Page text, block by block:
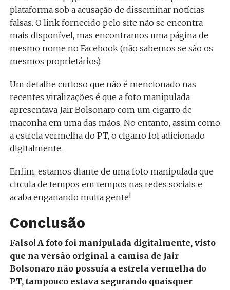
plataforma sob a acusação de disseminar notícias
falsas. O link fornecido pelo site não se encontra
mais disponível, mas encontramos uma página de
mesmo nome no Facebook (não sabemos se são os
mesmos proprietários).
Um detalhe curioso que não é mencionado nas
recentes viralizações é que a foto manipulada
apresentava Jair Bolsonaro com um cigarro de
maconha em uma das mãos. No entanto, assim como
a estrela vermelha do PT, o cigarro foi adicionado
digitalmente.
Enfim, estamos diante de uma foto manipulada que
circula de tempos em tempos nas redes sociais e
acaba enganando muita gente!
Conclusão
Falso! A foto foi manipulada digitalmente, visto
que na versão original a camisa de Jair
Bolsonaro não possuía a estrela vermelha do
PT, tampouco estava segurando quaisquer